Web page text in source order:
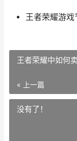
王者荣耀游戏
王者荣耀中如何
« 上一篇
没有了！